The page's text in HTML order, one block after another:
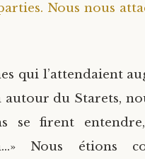
Nous nous
qui l’attendaient
autour du Starets,
se firent
Nous étions